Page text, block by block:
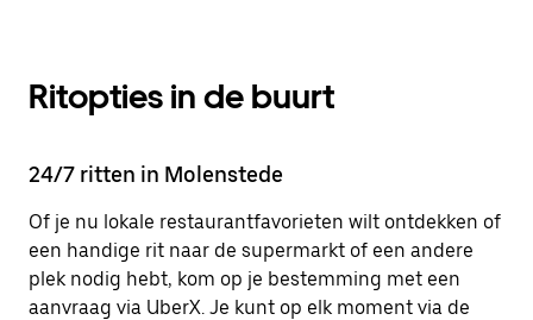
Ritopties in de buurt
24/7 ritten in Molenstede
Of je nu lokale restaurantfavorieten wilt ontdekken of
een handige rit naar de supermarkt of een andere
plek nodig hebt, kom op je bestemming met een
aanvraag via UberX. Je kunt op elk moment via de